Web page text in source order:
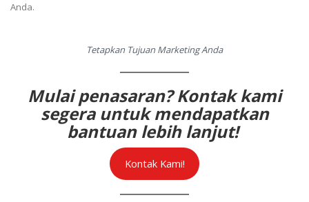
Anda.
Tetapkan Tujuan Marketing Anda
Mulai penasaran? Kontak kami
segera untuk mendapatkan
bantuan lebih lanjut!
Kontak Kami!